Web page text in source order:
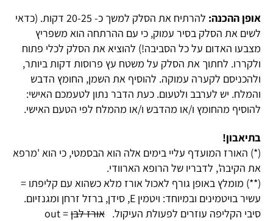
אופן ההכנה:
להרתיח את הסלק למשך כ- 20-25 דקות. (כדאי
לשים את הסלק בסיר עמוק, כי עם ההרתחה הוא משפריץ
מצבעו האדום על כל הסביבה!) להוציא את הסלק לכלי פתוח
ולקררו. לחתוך את הסלק על משטח עץ פרוסות דקות ביותר,
ולהכניסם לקערה עמוקה. להוסיף את השמן, החומץ הדבש
והמלח. יש לערבב ולטעום. כעת הדבר נתון לטעמכם האישי:
להוסיף מהחומץ ו/או מהדבש ו/או מהמלח לפי הטעם האישי.
בתיאבון!
(*) האורז המועדף עליי בימים אלה הוא הבסמטי, כי הוא 'מרפא
את הקיבה', לדבריו של הרופא הארוודי.
(**) מומלץ באופן גורף לאכול אורז מלא כשהוא עם קליפתו =
עשיר בויטמינים ובמיוחד: ויטמין E, סידן, ברזל זרחן ומגנזיום.
סיבי הקליפה עוזרים לפעולת העיקול. אורז לבן= out